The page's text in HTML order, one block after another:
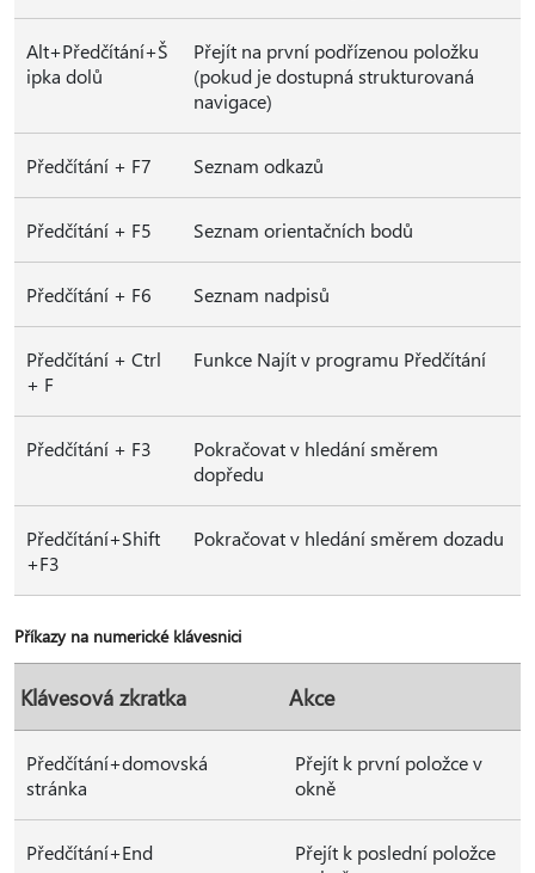
Alt+Předčítání+Š
ipka dolů
Přejít na první podřízenou položku
(pokud je dostupná strukturovaná
navigace)
Předčítání + F7 Seznam odkazů
Předčítání + F5 Seznam orientačních bodů
Předčítání + F6 Seznam nadpisů
Předčítání + Ctrl
+ F
Funkce Najít v programu Předčítání
Předčítání + F3
Pokračovat v hledání směrem
dopředu
Předčítání+Shift
+F3
Pokračovat v hledání směrem dozadu
Příkazy na numerické klávesnici
Klávesová zkratka Akce
Předčítání+domovská
stránka
Přejít k první položce v
okně
Předčítání+End
Přejít k poslední položce